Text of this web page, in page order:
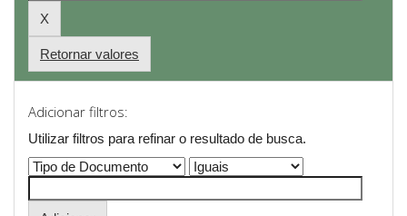
Retornar valores
Adicionar filtros:
Utilizar filtros para refinar o resultado de busca.